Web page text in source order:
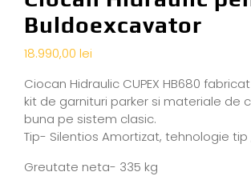
Buldoexcavator
18.990,00 lei
Ciocan Hidraulic CUPEX HB680
kit de garnituri parker si materiale de
buna pe sistem clasic.
Tip- Silentios Amortizat, tehnologie tip
Greutate neta- 335 kg